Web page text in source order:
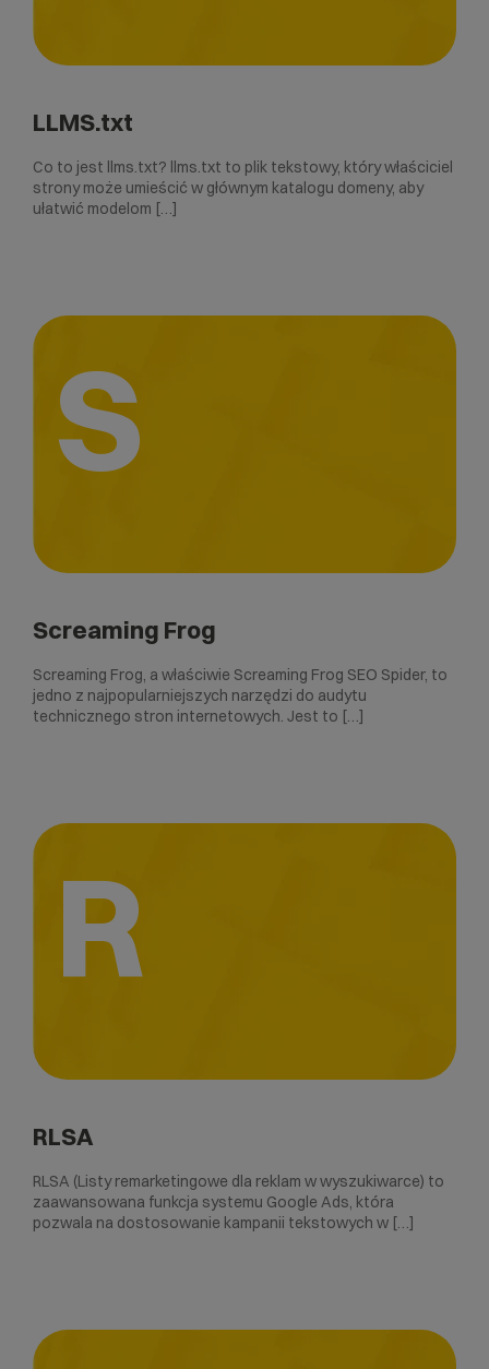
LLMS.txt
Co to jest llms.txt? llms.txt to plik tekstowy, który właściciel
strony może umieścić w głównym katalogu domeny, aby
ułatwić modelom […]
S
Screaming Frog
Screaming Frog, a właściwie Screaming Frog SEO Spider, to
jedno z najpopularniejszych narzędzi do audytu
technicznego stron internetowych. Jest to […]
R
RLSA
RLSA (Listy remarketingowe dla reklam w wyszukiwarce) to
zaawansowana funkcja systemu Google Ads, która
pozwala na dostosowanie kampanii tekstowych w […]